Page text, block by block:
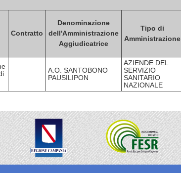
Contratto
Denominazione
dell'Amministrazione
Aggiudicatrice
Tipo di
Amministrazione
A.O. SANTOBONO
PAUSILIPON
AZIENDE DEL
SERVIZIO
SANITARIO
NAZIONALE